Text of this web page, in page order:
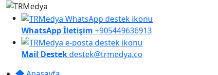
WhatsApp İletişim +905449636913
Mail Destekdestek@trmedya.co